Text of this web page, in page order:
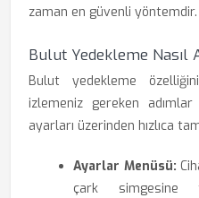
zaman en güvenli yöntemdir.
Bulut Yedekleme Nasıl
Bulut yedekleme
izlemeniz gereken
ayarları üzerinden hızlıca
Ayarlar Menüsü:
çark simgesine